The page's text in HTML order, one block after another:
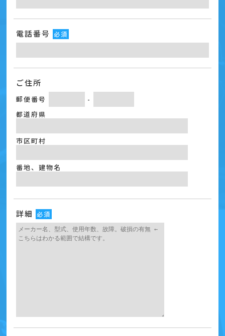
電話番号 必須
ご住所
郵便番号
-
都道府県
市区町村
番地、建物名
詳細 必須